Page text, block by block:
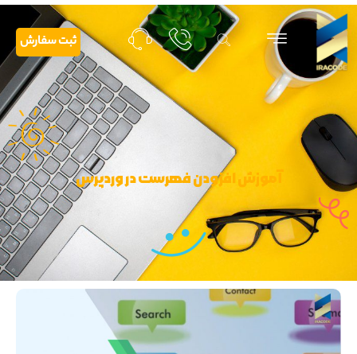
ثبت سفارش
آموزش افزودن فهرست در وردپرس